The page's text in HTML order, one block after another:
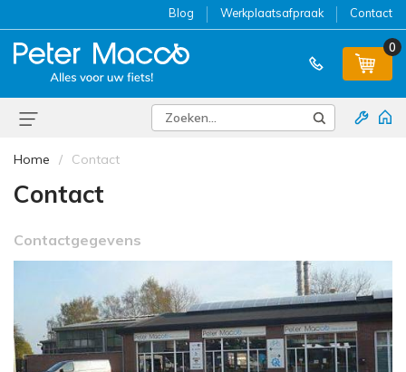
Blog Werkplaatsafpraak Contact
0
Home Contact
Contact
Contactgegevens